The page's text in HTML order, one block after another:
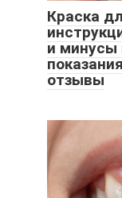
Краска
и минусы
отзывы